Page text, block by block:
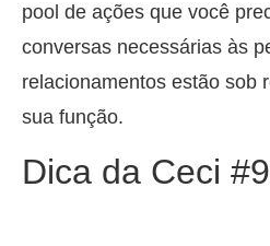
pool de ações que você
conversas necessárias às
relacionamentos estão sob
sua função.
Dica da Ceci #9